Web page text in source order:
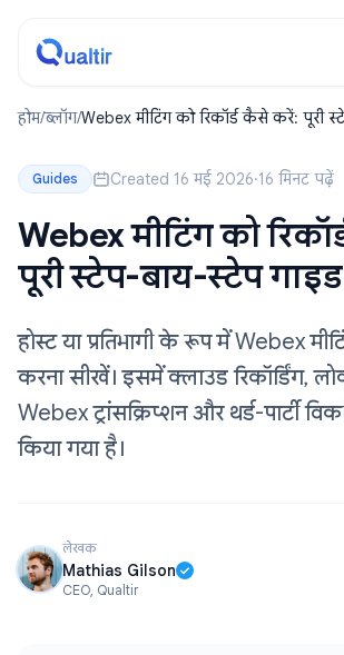
होम/ब्लॉग/Webex मीटिंग को रिकॉर्ड कैसे करें: पूरी
Guides Created 16 मई 2026·16 मिनट पढ़ें
Webex मीटिंग को
पूरी स्टेप-बाय-स्टेप गाइड
होस्ट या प्रतिभागी के रूप में Webex
करना सीखें। इसमें क्लाउड रिकॉर्डिंग,
Webex ट्रांसक्रिप्शन और थर्ड-पार्टी
किया गया है।
लेखक
Mathias Gilson
CEO, Qualtir